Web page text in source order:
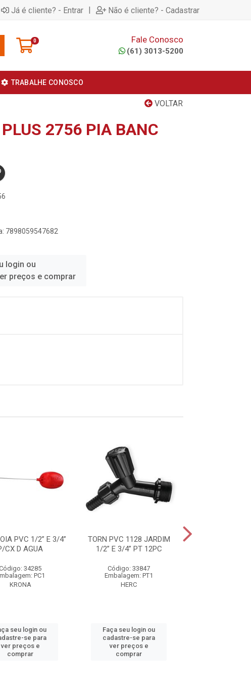
Já é cliente? - Entrar | Não é cliente? - Cadastrar
0 Fale Conosco
(61) 3013-5200
TRABALHE CONOSCO
VOLTAR
2756 PIA BANC
7898059547682
login ou
preços e comprar
PVC 1/2” E 3/4”
CX D AGUA
34285
PC1
KRONA
seu login ou
se para
ver preços e
comprar
TORN PVC 1128 JARDIM
1/2” E 3/4” PT 12PC
Código: 33847
Embalagem: PT1
HERC
Faça seu login ou
cadastre-se para
ver preços e
comprar